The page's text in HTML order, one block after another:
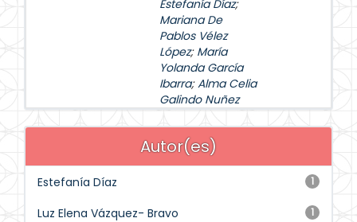
Estefanía Díaz;
Mariana De
Pablos Vélez
López; María
Yolanda García
Ibarra;Alma Celia
Galindo Nuñez
Autor(es)
1
Estefanía Díaz
1
Luz Elena Vázquez- Bravo